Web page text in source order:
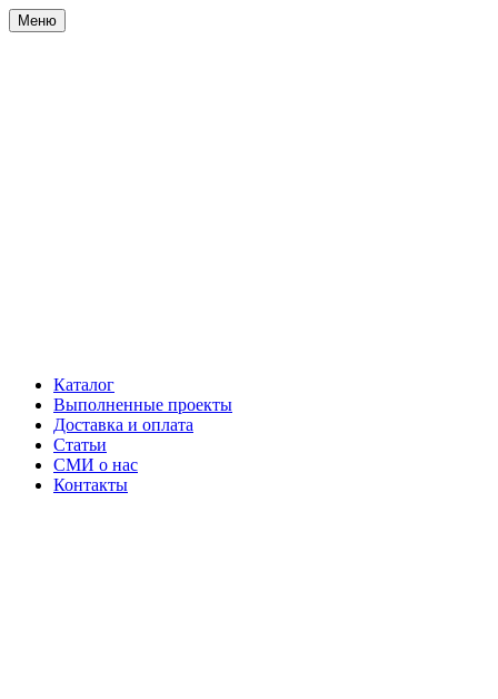
Меню
Каталог
Выполненные проекты
Доставка и оплата
Статьи
СМИ о нас
Контакты